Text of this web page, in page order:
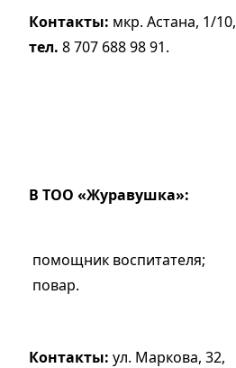
Контакты: мкр. Астана, 1/10,
тел. 8 707 688 98 91.
В ТОО «Журавушка»:
помощник воспитателя;
повар.
Контакты: ул. Маркова, 32,